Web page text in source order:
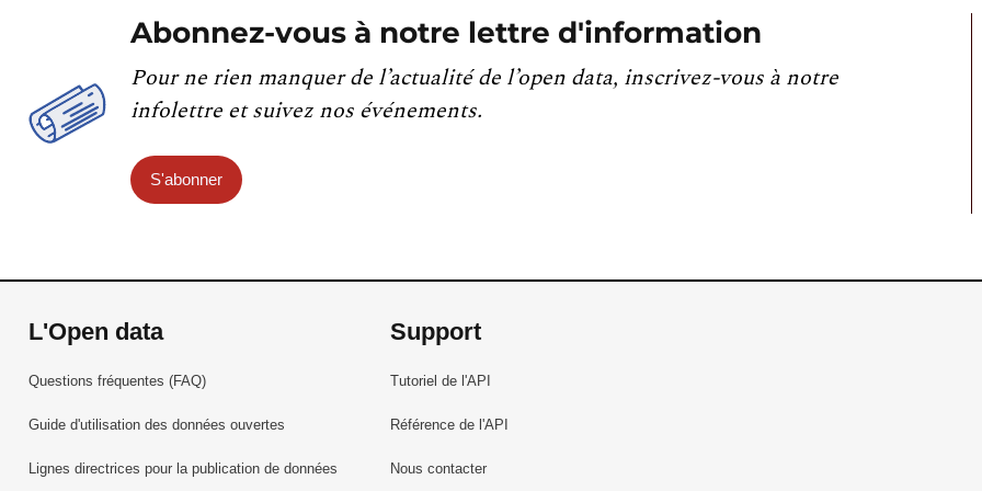
Abonnez-vous à notre lettre d'information
Pour ne rien manquer de l’actualité de l’open data, inscrivez-vous à notre
infolettre et suivez nos événements.
S'abonner
L'Open data
Questions fréquentes (FAQ)
Guide d'utilisation des données ouvertes
Lignes directrices pour la publication de données
Support
Tutoriel de l'API
Référence de l'API
Nous contacter